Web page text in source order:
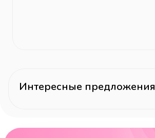
Интересные предложения